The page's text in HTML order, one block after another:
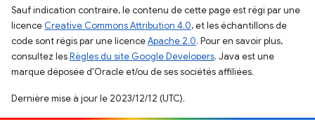
Sauf indication contraire, le contenu de cette page est régi par une
licence Creative Commons Attribution 4.0, et les échantillons de
code sont régis par une licenceApache 2.0. Pour en savoir plus,
consultez lesRègles du site Google Developers. Java est une
marque déposée d'Oracle et/ou de ses sociétés affiliées.
Dernière mise à jour le 2023/12/12 (UTC).